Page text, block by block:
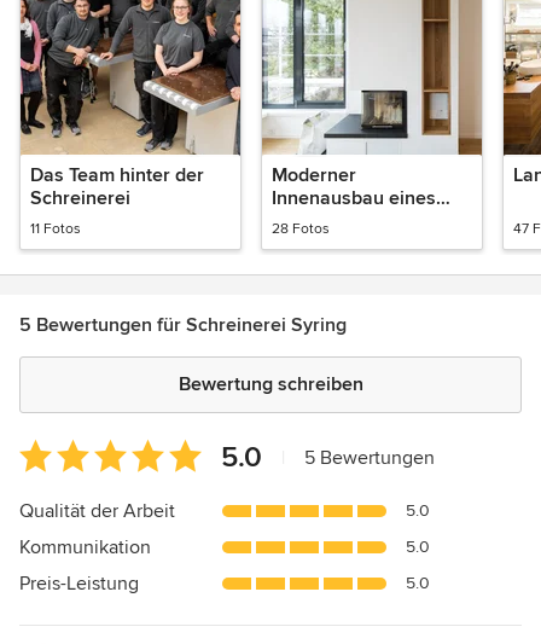
Das Team hinter der
Schreinerei
11 Fotos
Moderner
Innenausbau eines
ganzen Hauses
28 Fotos 47
5 Bewertungen für Schreinerei Syring
Bewertung schreiben
Durchschnittliche
Bewertung:
5
5
Sternen
5.0 5 Bewertungen
Qualität der Arbeit 5.0
Kommunikation 5.0
Preis-Leistung 5.0